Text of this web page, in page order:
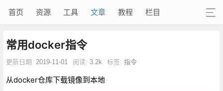
首页 资源 工具 文章 教程 栏目
常用docker指令
更新日期: 2019-11-01 阅读: 3.2k 标签: 指令
从docker仓库下载镜像到本地